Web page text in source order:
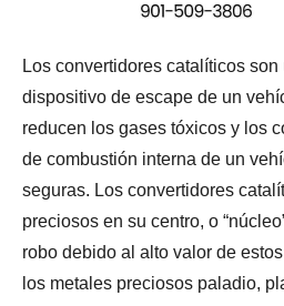
Los convertidores catalíticos son
dispositivo de escape de un
reducen los gases tóxicos y los
de combustión interna de un
seguras. Los convertidores
preciosos en su centro, o
robo debido al alto valor de
los metales preciosos paladio,